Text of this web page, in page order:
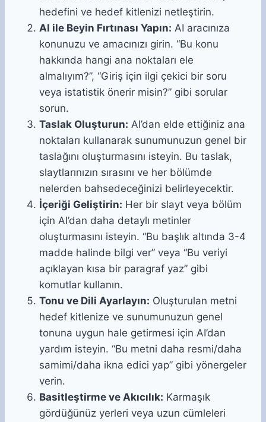
hedefini ve hedef kitlenizi netleştirin.
AI ile Beyin Fırtınası Yapın: AI aracınıza
konunuzu ve amacınızı girin. “Bu konu
hakkında hangi ana noktaları ele
almalıyım?”, “Giriş için ilgi çekici bir soru
veya istatistik önerir misin?” gibi sorular
sorun.
Taslak Oluşturun: AI’dan elde ettiğiniz ana
noktaları kullanarak sunumunuzun genel bir
taslağını oluşturmasını isteyin. Bu taslak,
slaytlarınızın sırasını ve her bölümde
nelerden bahsedeceğinizi belirleyecektir.
İçeriği Geliştirin: Her bir slayt veya bölüm
için AI’dan daha detaylı metinler
oluşturmasını isteyin. “Bu başlık altında 3-4
madde halinde bilgi ver” veya “Bu veriyi
açıklayan kısa bir paragraf yaz” gibi
komutlar kullanın.
Tonu ve Dili Ayarlayın: Oluşturulan metni
hedef kitlenize ve sunumunuzun genel
tonuna uygun hale getirmesi için AI’dan
yardım isteyin. “Bu metni daha resmi/daha
samimi/daha ikna edici yap” gibi yönergeler
verin.
Basitleştirme ve Akıcılık: Karmaşık
gördüğünüz yerleri veya uzun cümleleri